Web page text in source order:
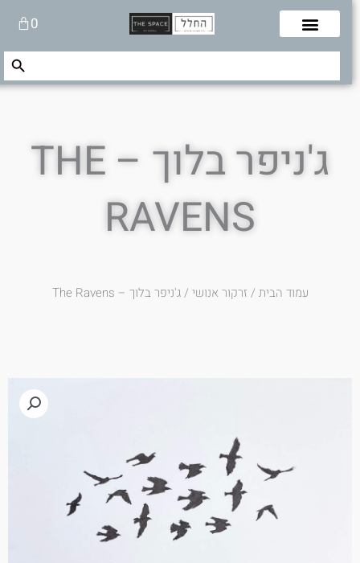
0עגלת
קניות
Search
Search Button
ג'ניפר בלוך – THE
RAVENS
עמוד הבית/זרקור אנושי/ ג'ניפר בלוך – The Ravens